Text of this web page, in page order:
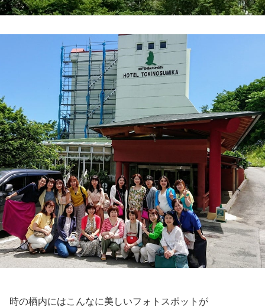
時の栖内にはこんなに美しいフォトスポットが